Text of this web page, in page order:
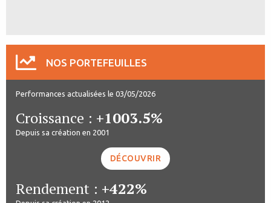
NOS PORTEFEUILLES
Performances actualisées le 03/05/2026
Croissance : +1003.5%
Depuis sa création en 2001
DÉCOUVRIR
Rendement : +422%